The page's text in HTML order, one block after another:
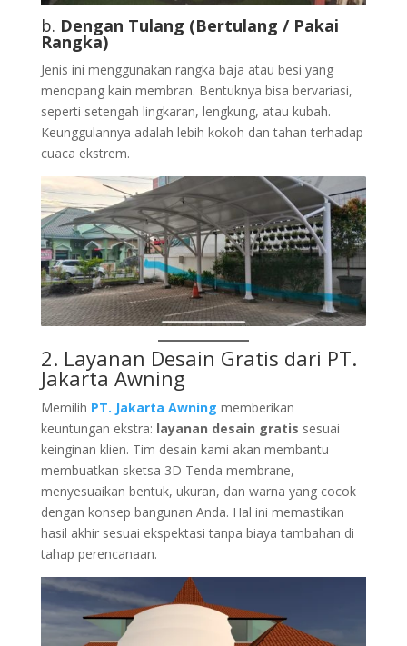
b. Dengan Tulang (Bertulang / Pakai
Rangka)
Jenis ini menggunakan rangka baja atau besi yang
menopang kain membran. Bentuknya bisa bervariasi,
seperti setengah lingkaran, lengkung, atau kubah.
Keunggulannya adalah lebih kokoh dan tahan terhadap
cuaca ekstrem.
2. Layanan Desain Gratis dari PT.
Jakarta Awning
Memilih PT. Jakarta Awning memberikan
keuntungan ekstra: layanan desain gratis sesuai
keinginan klien. Tim desain kami akan membantu
membuatkan sketsa 3D Tenda membrane,
menyesuaikan bentuk, ukuran, dan warna yang cocok
dengan konsep bangunan Anda. Hal ini memastikan
hasil akhir sesuai ekspektasi tanpa biaya tambahan di
tahap perencanaan.